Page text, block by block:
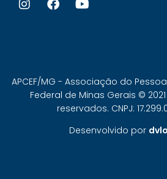
APCEF/MG - Associação do
Federal de Minas Gerais ©
reservados. CNPJ:
Desenvolvido por